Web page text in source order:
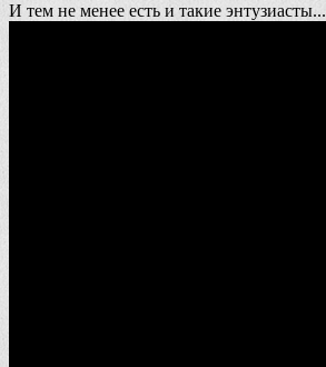
И тем не менее есть и такие энтузиасты...